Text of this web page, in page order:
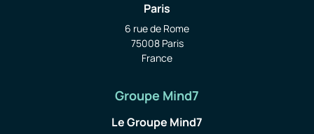
Paris
6 rue de Rome
75008 Paris
France
Groupe Mind7
Le Groupe Mind7